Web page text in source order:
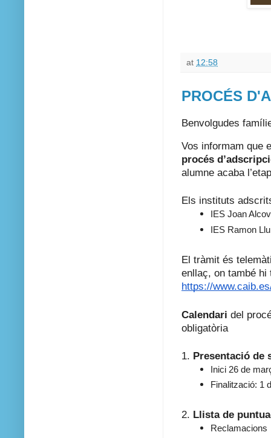
at 12:58
PROCÉS
Benvolgudes
Vos informam que
procés
alumne acaba
Els instituts
IES Joan
IES Ramon
El tràmit és
enllaç, on també hi
https://
Calendari del
obligatòria
1. Presentació de
Inici 26 de
Finalització: 1
2. Llista de
Reclamacions